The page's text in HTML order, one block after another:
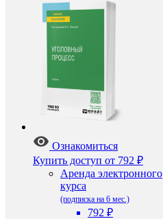
Ознакомиться
Купить доступ от 792 ₽
Аренда электронного
курса
(подписка на 6 мес.)
792 ₽